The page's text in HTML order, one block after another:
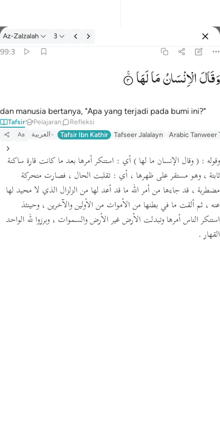
tafsir: Az-Zalzalah 99:3
Az-Zalzalah 3
99:3
وَقَالَالْاِنْسَانُمَالَهَا
dan manusia bertanya, "Apa yang terjadi pada bumi ini?"
Tafsir Pelajaran Refleksi
Aa العربية Tafsir Ibn Kathir Tafseer Jalalayn Arabic Tanweer
وقوله : ( وقال الإنسان ما لها ) أي : استنكر أمرها بعد ما كانت قارة ساكنة
ثابتة ، وهو مستقر على ظهرها ، أي : تقلبت الحال ، فصارت متحركة
مضطربة ، قد جاءها من أمر الله ما قد أعد لها من الزلزال الذي لا محيد لها
عنه ، ثم ألقت ما في بطنها من الأموات من الأولين والآخرين ، وحينئذ
استنكر الناس أمرها وتبدلت الأرض غير الأرض والسموات ، وبرزوا لله الواحد
القهار .